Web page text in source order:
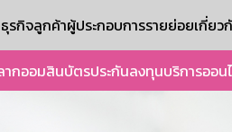
รกิจลูกค้าผู้ประกอบการรายย่อยเกี่ยว
ากออมสินบัตรประกันลงทุนบริการออน